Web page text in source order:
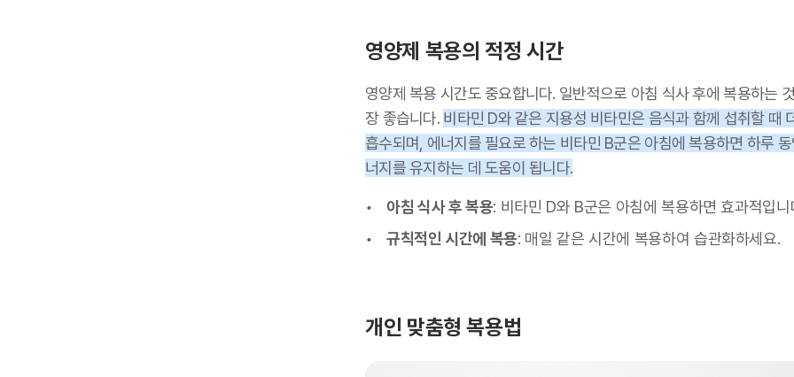
영양제 복용의 적정 시간
영양제 복용 시간도 중요합니다. 일반적으로 아침 식사 후에 복용하는
장 좋습니다. 비타민 D와 같은 지용성 비타민은 음식과 함께 섭취할 때
흡수되며, 에너지를 필요로 하는 비타민 B군은 아침에 복용하면 하루 동
너지를 유지하는 데 도움이 됩니다.
아침 식사 후 복용: 비타민 D와 B군은 아침에 복용하면 효과적입니
규칙적인 시간에 복용: 매일 같은 시간에 복용하여 습관화하세요.
개인 맞춤형 복용법